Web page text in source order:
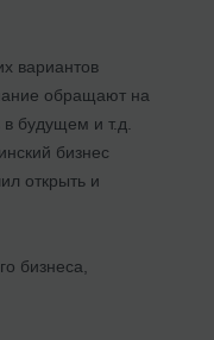
вариантов
обращают на
будущем и т.д.
бизнес
открыть и
бизнеса,